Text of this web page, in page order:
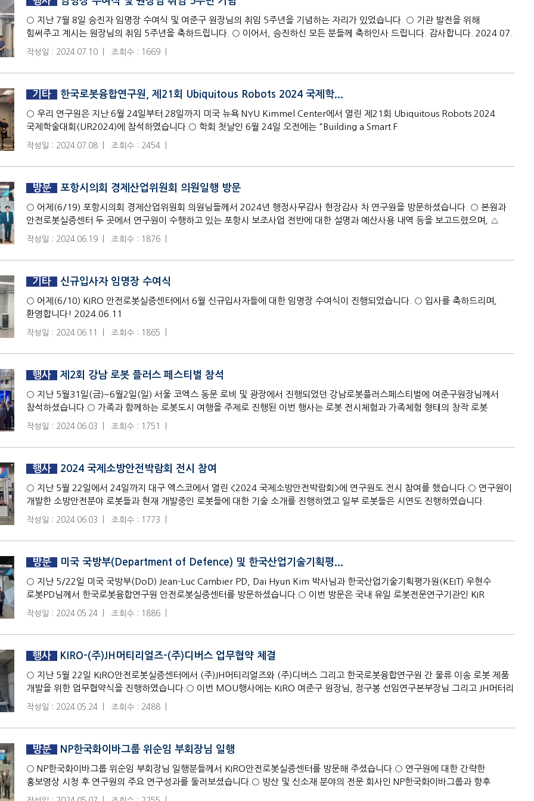
○ 지난 7월 8일 승진자 임명장 수여식 및 여준구 원장님의 취임 5주년을 기념하는 자리가 있었습니다. ○ 기관 발전을 위해
힘써주고 계시는 원장님의 취임 5주년을 축하드립니다. ○ 이어서, 승진하신 모든 분들께 축하인사 드립니다. 감사합니다. 2024.07.
작성일 : 2024.07.10 | 조회수 : 1669 |
기타 한국로봇융합연구원, 제21회 Ubiquitous Robots 2024 국제학...
○ 우리 연구원은 지난 6월 24일부터 28일까지 미국 뉴욕 NYU Kimmel Center에서 열린 제21회 Ubiquitous Robots 2024
국제학술대회(UR2024)에 참석하였습니다.○ 학회 첫날인 6월 24일 오전에는 "Building a Smart F
작성일 : 2024.07.08 | 조회수 : 2454 |
방문 포항시의회 경제산업위원회 의원일행 방문
○ 어제(6/19) 포항시의회 경제산업위원회 의원님들께서 2024년 행정사무감사 현장감사 차 연구원을 방문하셨습니다. ○ 본원과
안전로봇실증센터 두 곳에서 연구원이 수행하고 있는 포항시 보조사업 전반에 대한 설명과 예산사용 내역 등을 보고드렸으며, △
스마트 자율주행
작성일 : 2024.06.19 | 조회수 : 1876 |
기타 신규입사자 임명장 수여식
○ 어제(6/10) KIRO 안전로봇실증센터에서 6월 신규입사자들에 대한 임명장 수여식이 진행되었습니다. ○ 입사를 축하드리며,
환영합니다! 2024.06.11
작성일 : 2024.06.11 | 조회수 : 1865 |
행사 제2회 강남 로봇 플러스 페스티벌 참석
○ 지난 5월31일(금)~6월2일(일) 서울 코엑스 동문 로비 및 광장에서 진행되었던 강남로봇플러스페스티벌에 여준구원장님께서
참석하셨습니다.○ 가족과 함께하는 로봇도시 여행을 주제로 진행된 이번 행사는 로봇 전시체험과 가족체험 형태의 창작 로봇
경진대회, 로봇을 활
작성일 : 2024.06.03 | 조회수 : 1751 |
행사 2024 국제소방안전박람회 전시 참여
○ 지난 5월 22일에서 24일까지 대구 엑스코에서 열린 <2024 국제소방안전박람회>에 연구원도 전시 참여를 했습니다.○ 연구원이
개발한 소방안전분야 로봇들과 현재 개발중인 로봇들에 대한 기술 소개를 진행하였고 일부 로봇들은 시연도 진행하였습니다.
작성일 : 2024.06.03 | 조회수 : 1773 |
방문 미국 국방부(Department of Defence) 및 한국산업기술기획평...
○ 지난 5/22일 미국 국방부(DoD) Jean-Luc Cambier PD, Dai Hyun Kim 박사님과 한국산업기술기획평가원(KEIT) 우현수
로봇PD님께서 한국로봇융합연구원 안전로봇실증센터를 방문하셨습니다.○ 이번 방문은 국내 유일 로봇전문연구기관인 KIR
작성일 : 2024.05.24 | 조회수 : 1886 |
행사 KIRO-(주)JH머티리얼즈-(주)디버스 업무협약 체결
○ 지난 5월 22일 KIRO안전로봇실증센터에서 (주)JH머티리얼즈와 (주)디버스 그리고 한국로봇융합연구원 간 물류 이송 로봇 제품
개발을 위한 업무협약식을 진행하였습니다.○ 이번 MOU행사에는 KIRO 여준구 원장님, 정구봉 선임연구본부장님 그리고 JH머터리
작성일 : 2024.05.24 | 조회수 : 2488 |
방문 NP한국화이바그룹 위순임 부회장님 일행
○ NP한국화이바그룹 위순임 부회장님 일행분들께서 KIRO안전로봇실증센터를 방문해 주셨습니다.○ 연구원에 대한 간략한
홍보영상 시청 후 연구원의 주요 연구성과를 둘러보셨습니다.○ 방산 및 신소재 분야의 전문 회사인 NP한국화이바그룹과 향후
다양한 국가연구개발 과제에